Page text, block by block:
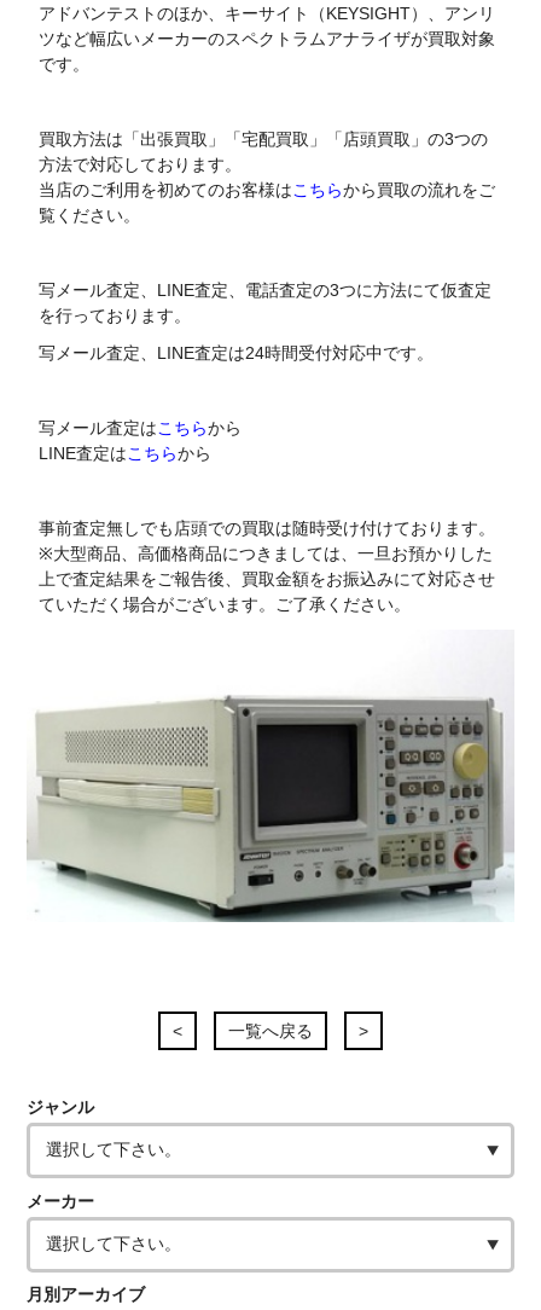
アドバンテストのほか、キーサイト（KEYSIGHT）、アンリ
ツなど幅広いメーカーのスペクトラムアナライザが買取対象
です。
買取方法は「出張買取」「宅配買取」「店頭買取」の3つの
方法で対応しております。
当店のご利用を初めてのお客様はこちらから買取の流れをご
覧ください。
写メール査定、LINE査定、電話査定の3つに方法にて仮査定
を行っております。
写メール査定、LINE査定は24時間受付対応中です。
写メール査定はこちらから
LINE査定はこちらから
事前査定無しでも店頭での買取は随時受け付けております。
※大型商品、高価格商品につきましては、一旦お預かりした
上で査定結果をご報告後、買取金額をお振込みにて対応させ
ていただく場合がございます。ご了承ください。
< 一覧へ戻る >
ジャンル
メーカー
月別アーカイブ